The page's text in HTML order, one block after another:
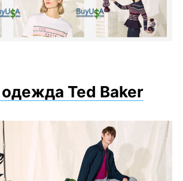
Ted Baker